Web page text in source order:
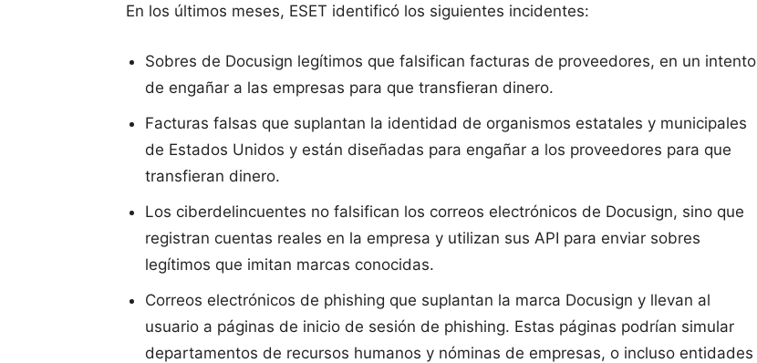
En los últimos meses, ESET identificó los siguientes incidentes:
Sobres de Docusign legítimos que falsifican facturas de proveedores, en un intento
de engañar a las empresas para que transfieran dinero.
Facturas falsas que suplantan la identidad de organismos estatales y municipales
de Estados Unidos y están diseñadas para engañar a los proveedores para que
transfieran dinero.
Los ciberdelincuentes no falsifican los correos electrónicos de Docusign, sino que
registran cuentas reales en la empresa y utilizan sus API para enviar sobres
legítimos que imitan marcas conocidas.
Correos electrónicos de phishing que suplantan la marca Docusign y llevan al
usuario a páginas de inicio de sesión de phishing. Estas páginas podrían simular
departamentos de recursos humanos y nóminas de empresas, o incluso entidades